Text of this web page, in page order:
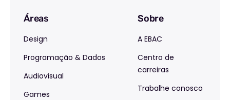
Áreas
Design
Programação & Dados
Audiovisual
Games
Sobre
A EBAC
Centro de
carreiras
Trabalhe conosco